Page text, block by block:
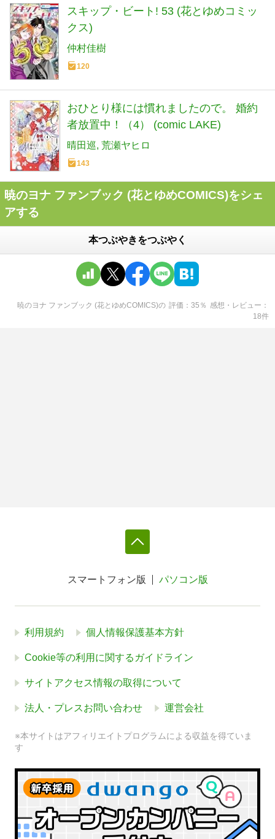
スキップ・ビート! 53 (花とゆめコミッ
クス)
仲村佳樹
120
おひとり様には慣れましたので。 婚約
者放置中！（4） (comic LAKE)
晴田巡 荒瀬ヤヒロ
143
暁のヨナ ファンブック (花とゆめCOMICS)をシェ
アする
本つぶやきをつぶやく
暁のヨナ ファンブック (花とゆめCOMICS)の 評価 35 ％ 感想・レビュー
18件
スマートフォン版 パソコン版
利用規約 個人情報保護基本方針
Cookie等の利用に関するガイドライン
サイトアクセス情報の取得について
法人・プレスお問い合わせ 運営会社
※本サイトはアフィリエイトプログラムによる収益を得ていま
す